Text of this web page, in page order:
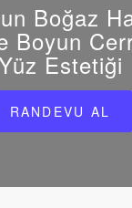
Boğaz
Boyun
Estetiği
RANDEVU AL